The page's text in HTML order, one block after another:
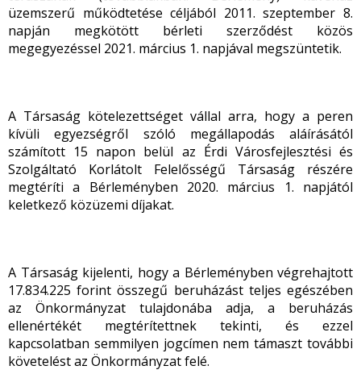
üzemszerű működtetése céljából 2011. szeptember 8.
napján megkötött bérleti szerződést közös
megegyezéssel 2021. március 1. napjával megszüntetik.
A Társaság kötelezettséget vállal arra, hogy a peren
kívüli egyezségről szóló megállapodás aláírásától
számított 15 napon belül az Érdi Városfejlesztési és
Szolgáltató Korlátolt Felelősségű Társaság részére
megtéríti a Bérleményben 2020. március 1. napjától
keletkező közüzemi díjakat.
A Társaság kijelenti, hogy a Bérleményben végrehajtott
17.834.225 forint összegű beruházást teljes egészében
az Önkormányzat tulajdonába adja, a beruházás
ellenértékét megtérítettnek tekinti, és ezzel
kapcsolatban semmilyen jogcímen nem támaszt további
követelést az Önkormányzat felé.